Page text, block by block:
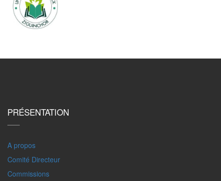
PRÉSENTATION
A propos
Comité Directeur
Commissions